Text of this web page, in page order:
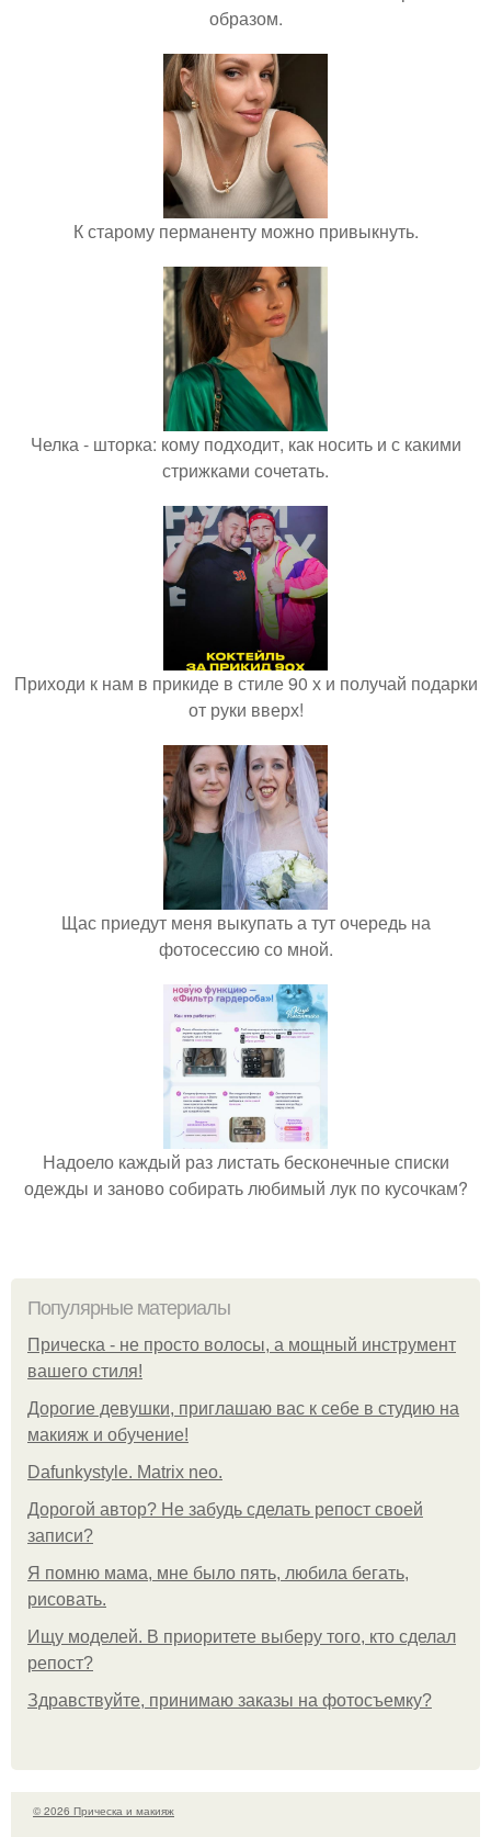
образом.
К старому перманенту можно привыкнуть.
Челка - шторка: кому подходит, как носить и с какими
стрижками сочетать.
Приходи к нам в прикиде в стиле 90 х и получай подарки
от руки вверх!
Щас приедут меня выкупать а тут очередь на
фотосессию со мной.
Надоело каждый раз листать бесконечные списки
одежды и заново собирать любимый лук по кусочкам?
Популярные материалы
Прическа - не просто волосы, а мощный инструмент
вашего стиля!
Дорогие девушки, приглашаю вас к себе в студию на
макияж и обучение!
Dafunkystyle. Matrix neo.
Дорогой автор? Не забудь сделать репост своей
записи?
Я помню мама, мне было пять, любила бегать,
рисовать.
Ищу моделей. В приоритете выберу того, кто сделал
репост?
Здравствуйте, принимаю заказы на фотосъемку?
© 2026 Прическа и макияж